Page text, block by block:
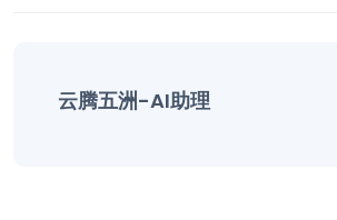
云腾五洲-AI助理